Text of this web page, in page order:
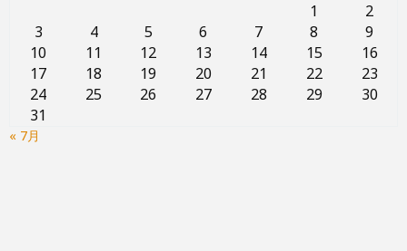
1
2
3
4 5 6 7 8
9
10
11 12 13 14 15
16
17
18 19 20 21 22
23
24
25 26 27 28 29
30
31
« 7月